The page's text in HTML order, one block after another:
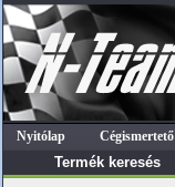
Nyitólap Cégismertető
Termék keresés